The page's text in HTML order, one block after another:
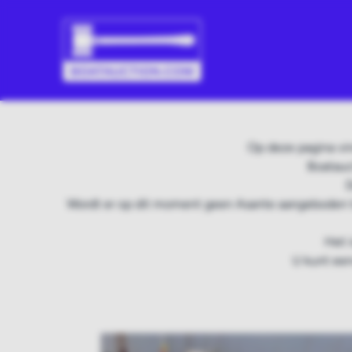
Op deze pagina
Wordt er op dit moment geen Asante
Het
U kunt